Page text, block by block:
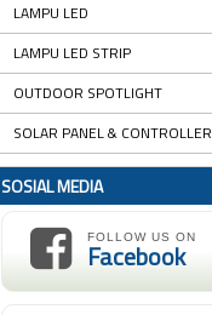
LAMPU LED
LAMPU LED STRIP
OUTDOOR SPOTLIGHT
SOLAR PANEL & CONTROLLER
SOSIAL MEDIA
FOLLOW US ON
Facebook